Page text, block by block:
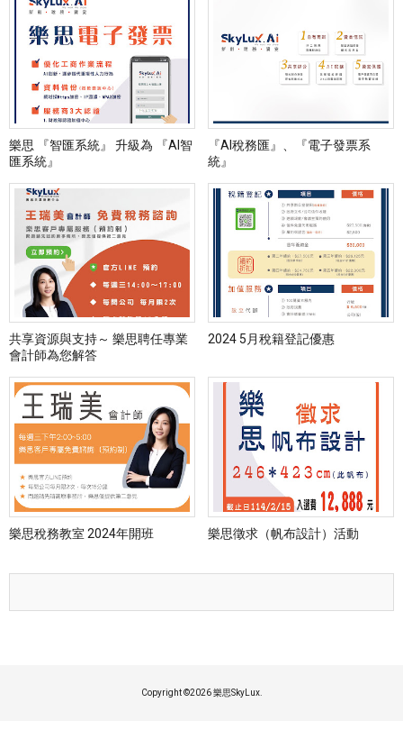
樂思 『智匯系統』 升級為 『AI智
匯系統』
『AI稅務匯』、『電子發票系
統』
共享資源與支持～ 樂思聘任專業
會計師為您解答
2024 5月稅籍登記優惠
樂思稅務教室 2024年開班 樂思徵求（帆布設計）活動
Copyright ©2026 樂思SkyLux.